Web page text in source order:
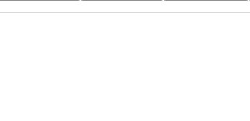
von Schöpfer Modell